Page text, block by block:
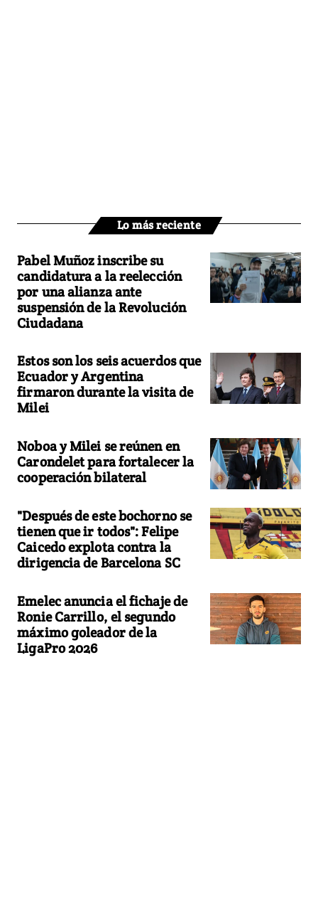
Lo más reciente
Pabel Muñoz inscribe su
candidatura a la reelección
por una alianza ante
suspensión de la Revolución
Ciudadana
Estos son los seis acuerdos que
Ecuador y Argentina
firmaron durante la visita de
Milei
Noboa y Milei se reúnen en
Carondelet para fortalecer la
cooperación bilateral
"Después de este bochorno se
tienen que ir todos": Felipe
Caicedo explota contra la
dirigencia de Barcelona SC
Emelec anuncia el fichaje de
Ronie Carrillo, el segundo
máximo goleador de la
LigaPro 2026